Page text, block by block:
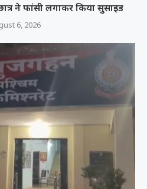
ने फांसी लगाकर किया सुसाइड
6, 2026